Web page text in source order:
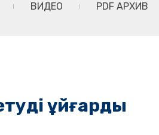
ВИДЕО PDF АРХИВ
ұйғарды